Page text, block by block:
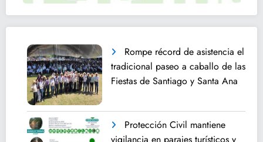
Rompe récord de asistencia el
tradicional paseo a caballo de las
Fiestas de Santiago y Santa Ana
Protección Civil mantiene